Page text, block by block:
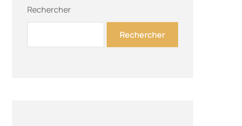
Rechercher
Rechercher